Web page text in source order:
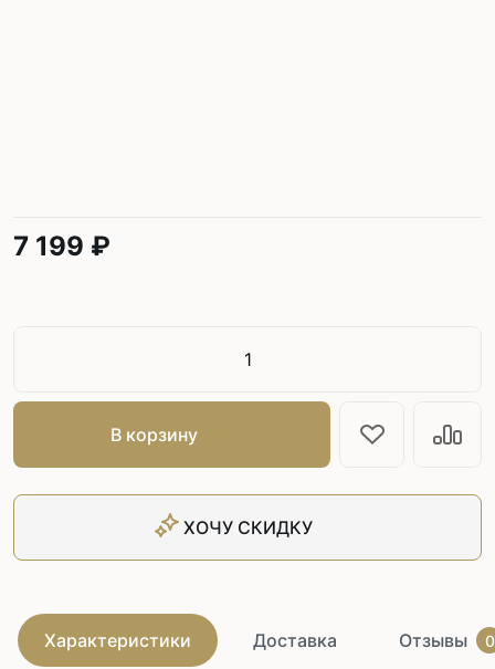
7 199 ₽
В корзину
ХОЧУ СКИДКУ
Характеристики Доставка Отзывы 0